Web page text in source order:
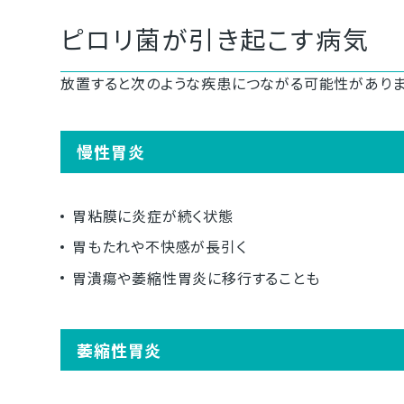
ピロリ菌が引き起こす病気
放置すると次のような疾患につながる可能性がありま
慢性胃炎
胃粘膜に炎症が続く状態
胃もたれや不快感が長引く
胃潰瘍や萎縮性胃炎に移行することも
萎縮性胃炎